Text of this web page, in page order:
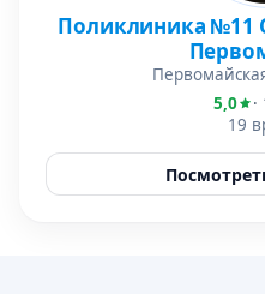
Поликлиника №11
5,0
19